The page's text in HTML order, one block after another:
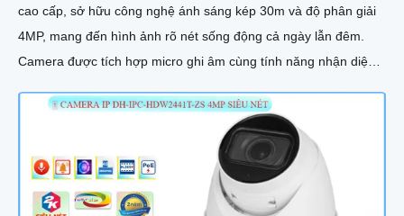
cao cấp, sở hữu công nghệ ánh sáng kép 30m và độ phân giải
4MP, mang đến hình ảnh rõ nét sống động cả ngày lẫn đêm.
Camera được tích hợp micro ghi âm cùng tính năng nhận diện